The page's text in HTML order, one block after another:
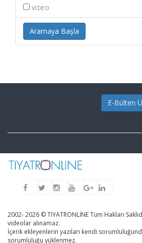
VIDEO
Aramaya Başla
E-Bülten
2002- 2026 © TİYATRONLİNE Tüm Hakları
videolar alınamaz.
İçerik ekleyenlerin yazıları kendi
sorumluluğu yüklenmez.